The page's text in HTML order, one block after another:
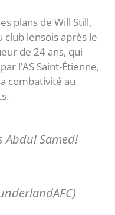
plans de Will Still,
club lensois après le
de 24 ans, qui
l’AS Saint-Étienne,
combativité au
Abdul Samed!